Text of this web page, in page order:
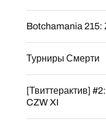
Botchamania 215:
Турниры Смерти
[Твиттерактив]
CZW XI